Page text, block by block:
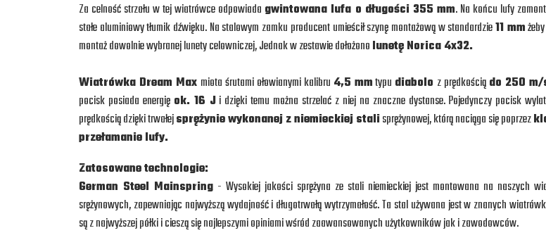
Za celność strzału w tej wiatrówce odpowiada gwintowana lufa o długości 355 mm. Na końcu lufy
stałe aluminiowy tłumik dźwięku. Na stalowym zamku producent umieścił szynę montażową w standardzie11 mm
montaż dowolnie wybranej lunety celowniczej, Jednak w zestawie dołożonolunetę Norica 4x32.
Wiatrówka Dream Max miota śrutami ołowianymi kalibru 4,5 mmtypu diabolo z prędkościądo 250 m/
pocisk posiada energię ok. 16 Ji dzięki temu można strzelać z niej na znaczne dystanse. Pojedynczy pocisk
prędkością dzięki trwałejsprężynie wykonanej z niemieckiej stalisprężynowej, którą naciąga się poprzez
przełamanie lufy.
Zatosowane technologie:
German Steel Mainspring - Wysokiej jakości sprężyna ze stali niemieckiej jest montowana na naszych
srężynowych, zapewniając najwyższą wydajność i długotrwałą wytrzymałość. Ta stal używana jest w znanych
są z najwyższej półki i cieszą się najlepszymi opiniami wśród zaawansowanych użytkowników jak i zawodowców.